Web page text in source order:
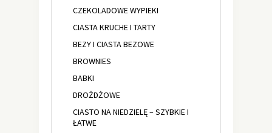
CZEKOLADOWE WYPIEKI
CIASTA KRUCHE I TARTY
BEZY I CIASTA BEZOWE
BROWNIES
BABKI
DROŻDŻOWE
CIASTO NA NIEDZIELĘ – SZYBKIE I
ŁATWE